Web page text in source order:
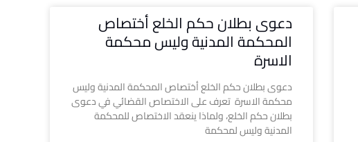
دعوى بطلان حكم الخلع أختصاص
المحكمة المدنية وليس محكمة
الاسرة
دعوى بطلان حكم الخلع أختصاص المحكمة المدنية وليس
محكمة الاسرة تعرف على الاختصاص القضائي في دعوى
بطلان حكم الخلع، ولماذا ينعقد الاختصاص للمحكمة
المدنية وليس لمحكمة